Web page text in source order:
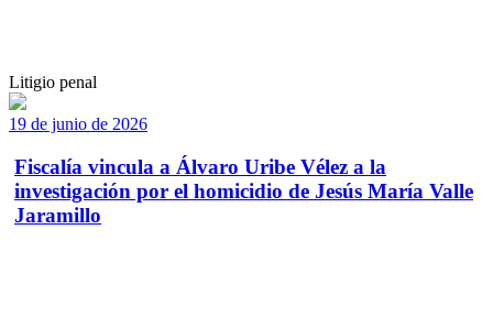
Litigio penal
19 de junio de 2026
Fiscalía vincula a Álvaro Uribe Vélez a la
investigación por el homicidio de Jesús María Valle
Jaramillo